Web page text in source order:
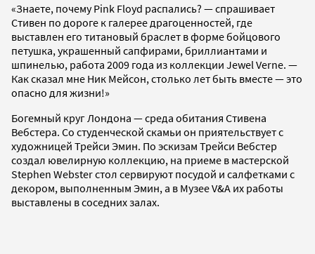
«Знаете, почему Pink Floyd распались? — спрашивает
Стивен по дороге к галерее драгоценностей, где
выставлен его титановый браслет в форме бойцового
петушка, украшенный сапфирами, бриллиантами и
шпинелью, работа 2009 года из коллекции Jewel Verne. —
Как сказал мне Ник Мейсон, столько лет быть вместе — это
опасно для жизни!»
Богемный круг Лондона — среда обитания Стивена
Вебстера. Со студенческой скамьи он приятельствует с
художницей Трейси Эмин. По эскизам Трейси Вебстер
создал ювелирную коллекцию, на приеме в мастерской
Stephen Webster стол сервируют посудой и салфетками с
декором, выполненным Эмин, а в Музее V&A их работы
выставлены в соседних залах.